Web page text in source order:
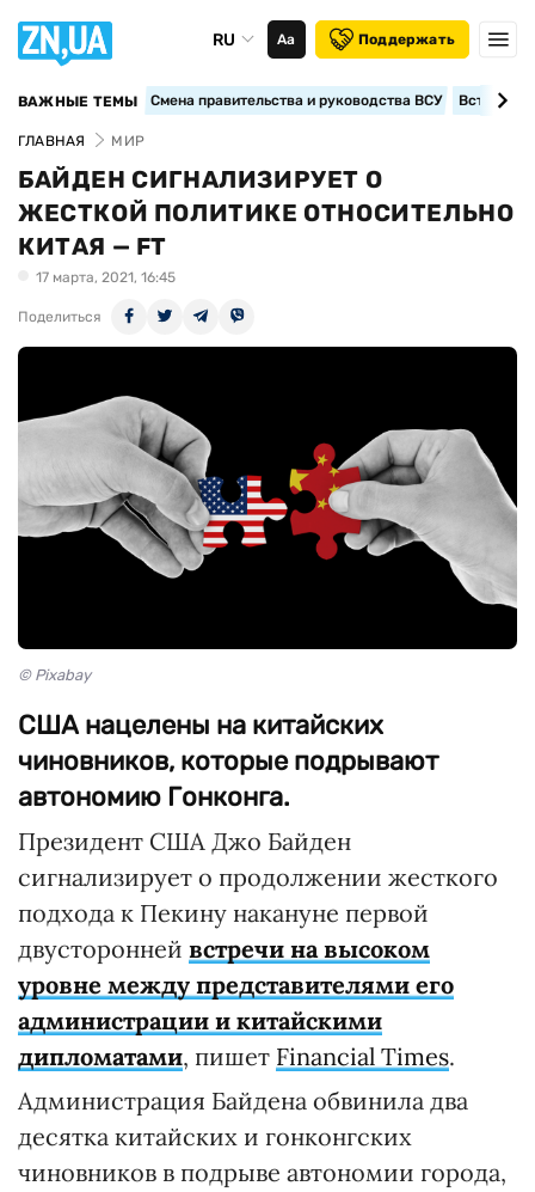
RU Аа Поддержать
ВАЖНЫЕ ТЕМЫ Смена правительства и руководства ВСУ
ГЛАВНАЯ МИР
БАЙДЕН СИГНАЛИЗИРУЕТ О
ЖЕСТКОЙ ПОЛИТИКЕ ОТНОСИТЕЛЬНО
КИТАЯ — FT
17 марта, 2021, 16:45
Поделиться
© Pixabay
США нацелены на китайских
чиновников, которые подрывают
автономию Гонконга.
Президент США Джо Байден
сигнализирует о продолжении жесткого
подхода к Пекину накануне первой
двусторонней встречи на высоком
уровне между представителями его
администрации и китайскими
дипломатами, пишет Financial Times.
Администрация Байдена обвинила два
десятка китайских и гонконгских
чиновников в подрыве автономии города,